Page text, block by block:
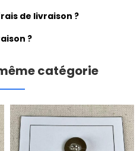
de livraison ?
?
catégorie